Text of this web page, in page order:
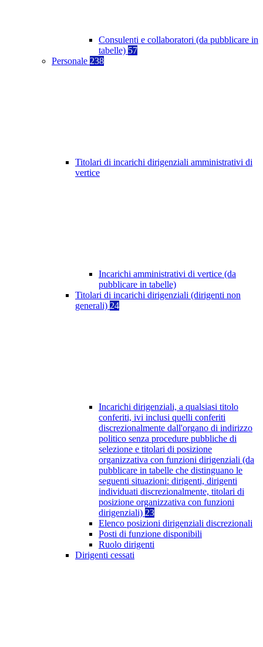
Consulenti e collaboratori (da pubblicare in
tabelle) 57
Personale 238
Titolari di incarichi dirigenziali amministrativi di
vertice
Incarichi amministrativi di vertice (da
pubblicare in tabelle)
Titolari di incarichi dirigenziali (dirigenti non
generali) 24
Incarichi dirigenziali, a qualsiasi titolo
conferiti, ivi inclusi quelli conferiti
discrezionalmente dall'organo di indirizzo
politico senza procedure pubbliche di
selezione e titolari di posizione
organizzativa con funzioni dirigenziali (da
pubblicare in tabelle che distinguano le
seguenti situazioni: dirigenti, dirigenti
individuati discrezionalmente, titolari di
posizione organizzativa con funzioni
dirigenziali) 23
Elenco posizioni dirigenziali discrezionali
Posti di funzione disponibili
Ruolo dirigenti
Dirigenti cessati